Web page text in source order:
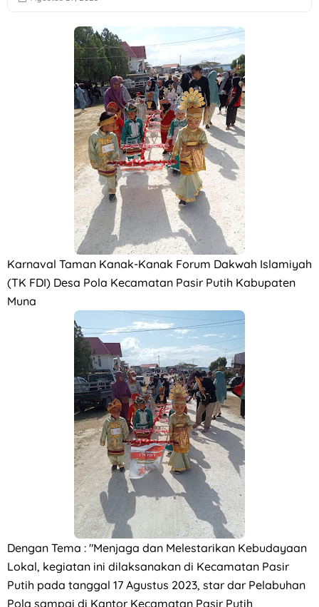
Qurban bersama YPSI Peduli & UPZ YPSI th 2026
Karnaval Taman Kanak-Kanak Forum Dakwah Islamiyah
(TK FDI) Desa Pola Kecamatan Pasir Putih Kabupaten
Muna
Dengan Tema : "Menjaga dan Melestarikan Kebudayaan
Lokal, kegiatan ini dilaksanakan di Kecamatan Pasir
Putih pada tanggal 17 Agustus 2023, star dar Pelabuhan
Pola sampai di Kantor Kecamatan Pasir Putih